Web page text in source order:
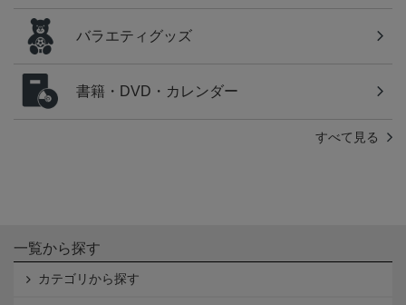
バラエティグッズ
書籍・DVD・カレンダー
すべて見る
一覧から探す
カテゴリから探す